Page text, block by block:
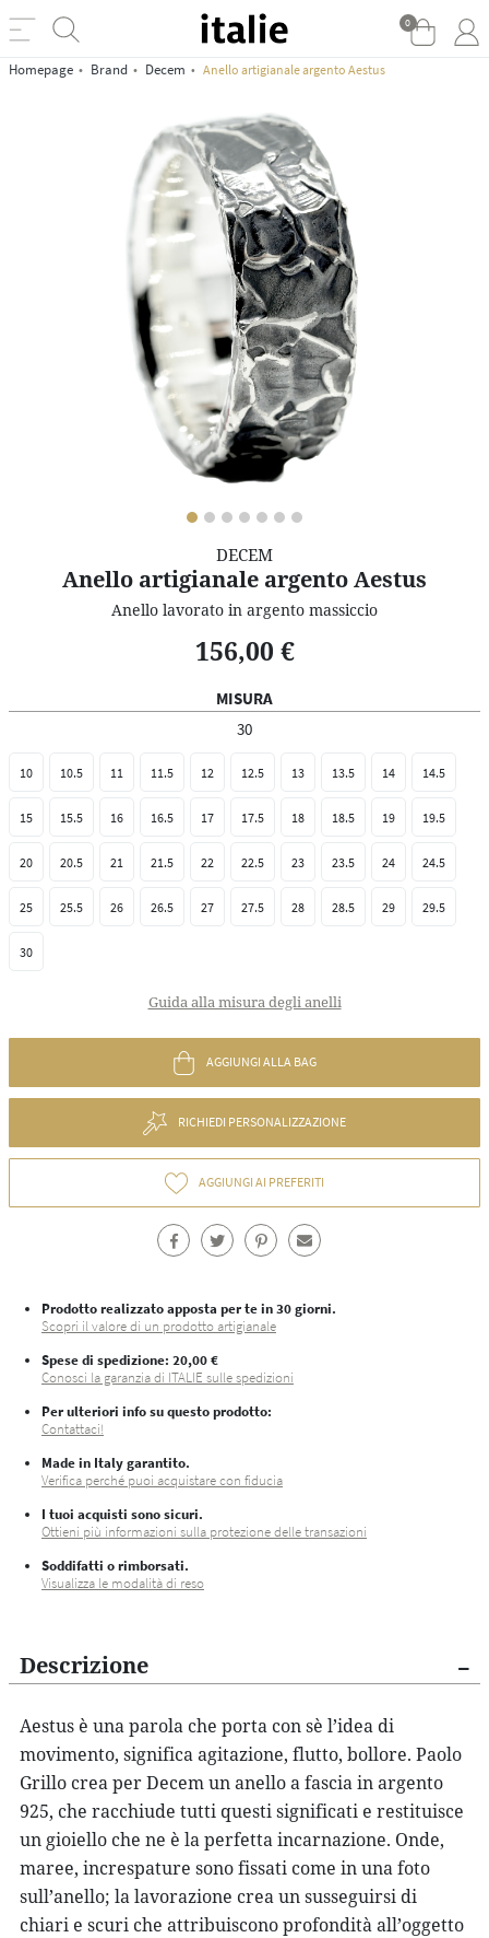
0
Homepage Brand Decem Anello artigianale argento Aestus
DECEM
Anello artigianale argento Aestus
Anello lavorato in argento massiccio
156,00 €
MISURA
30
10 10.5 11 11.5 12 12.5 13 13.5 14 14.5
15 15.5 16 16.5 17 17.5 18 18.5 19 19.5
20 20.5 21 21.5 22 22.5 23 23.5 24 24.5
25 25.5 26 26.5 27 27.5 28 28.5 29 29.5
30
Guida alla misura degli anelli
AGGIUNGI AI PREFERITI
AGGIUNGI ALLA BAG
RICHIEDI PERSONALIZZAZIONE
Prodotto realizzato apposta per te in 30 giorni.
Scopri il valore di un prodotto artigianale
Spese di spedizione: 20,00 €
Conosci la garanzia di ITALIE sulle spedizioni
Per ulteriori info su questo prodotto:
Contattaci!
Made in Italy garantito.
Verifica perché puoi acquistare con fiducia
I tuoi acquisti sono sicuri.
Ottieni più informazioni sulla protezione delle transazioni
Soddifatti o rimborsati.
Visualizza le modalità di reso
Descrizione
Aestus è una parola che porta con sè l’idea di
movimento, significa agitazione, flutto, bollore. Paolo
Grillo crea perDecemunanello a fascia in argento
925, che racchiude tutti questi significati e restituisce
un gioiello che ne è la perfetta incarnazione. Onde,
maree, increspature sono fissati come in una foto
sull’anello; la lavorazione crea un susseguirsi di
chiari e scuri che attribuiscono profondità all’oggetto